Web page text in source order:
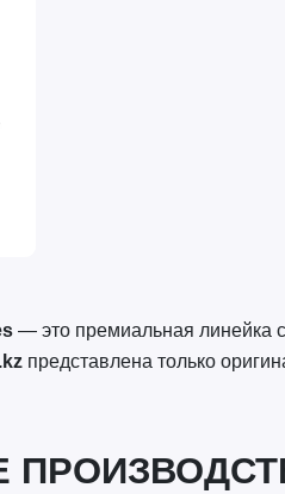
— это премиальная линейка
представлена только